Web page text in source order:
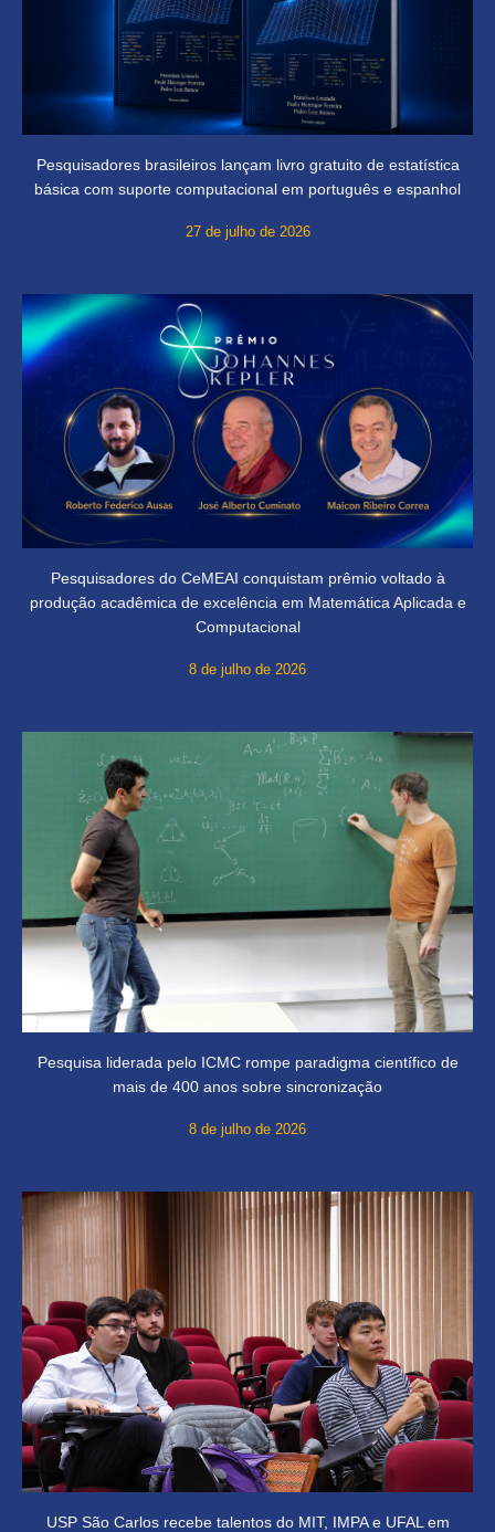
Pesquisadores brasileiros lançam livro gratuito de estatística
básica com suporte computacional em português e espanhol
27 de julho de 2026
Pesquisadores do CeMEAI conquistam prêmio voltado à
produção acadêmica de excelência em Matemática Aplicada e
Computacional
8 de julho de 2026
Pesquisa liderada pelo ICMC rompe paradigma científico de
mais de 400 anos sobre sincronização
8 de julho de 2026
USP São Carlos recebe talentos do MIT, IMPA e UFAL em